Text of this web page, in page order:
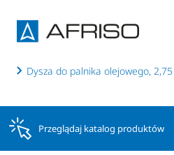
Dysza do palnika olejowego,
Przeglądaj katalog produktów